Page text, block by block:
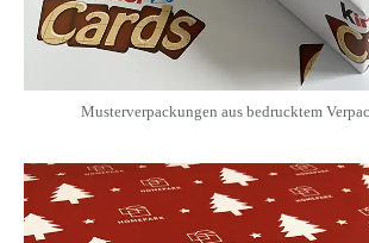
Musterverpackungen aus bedrucktem